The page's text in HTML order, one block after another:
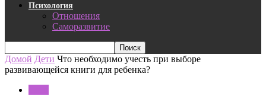
Психология
Отношения
Саморазвитие
Домой Дети Что необходимо учесть при выборе
развивающейся книги для ребенка?